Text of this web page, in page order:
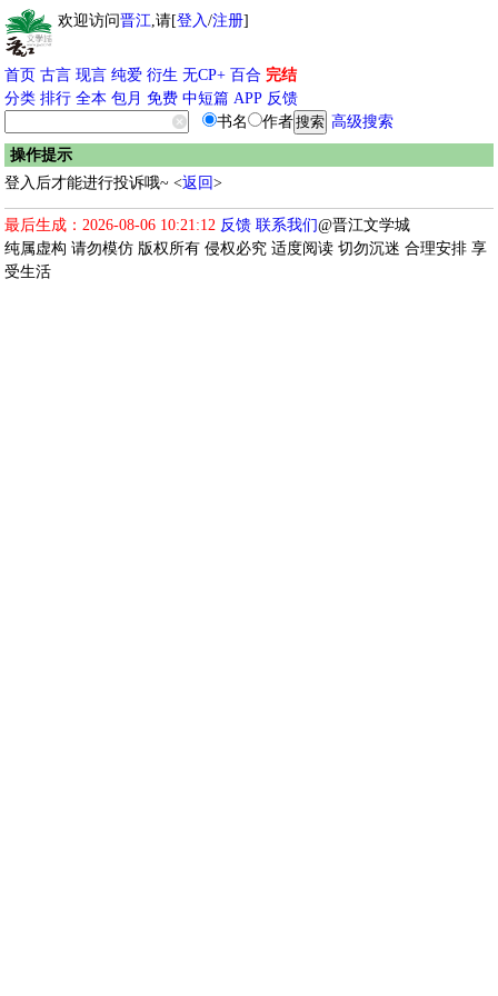
欢迎访问晋江,请[登入/注册]
首页 古言 现言 纯爱 衍生 无CP+ 百合 完结
分类 排行 全本 包月 免费 中短篇 APP 反馈
书名
作者
高级搜索
操作提示
登入后才能进行投诉哦~ <返回>
最后生成：2026-08-06 10:21:12 反馈 联系我们@晋江文学城
纯属虚构 请勿模仿 版权所有 侵权必究 适度阅读 切勿沉迷 合理安排 享
受生活